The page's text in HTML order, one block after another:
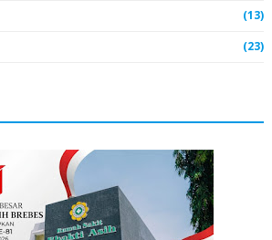
(13)
(23)